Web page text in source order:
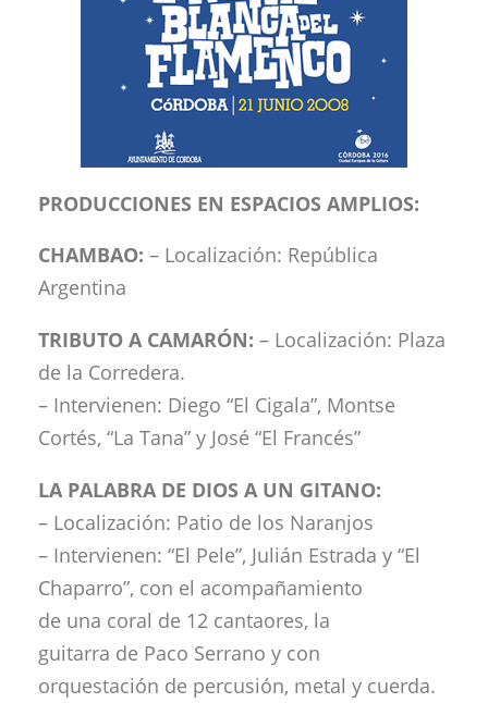
PRODUCCIONES EN ESPACIOS AMPLIOS:
CHAMBAO: – Localización: República
Argentina
TRIBUTO A CAMARÓN: – Localización: Plaza
de la Corredera.
– Intervienen: Diego “El Cigala”, Montse
Cortés, “La Tana” y José “El Francés”
LA PALABRA DE DIOS A UN GITANO:
– Localización: Patio de los Naranjos
– Intervienen: “El Pele”, Julián Estrada y “El
Chaparro”, con el acompañamiento
de una coral de 12 cantaores, la
guitarra de Paco Serrano y con
orquestación de percusión, metal y cuerda.